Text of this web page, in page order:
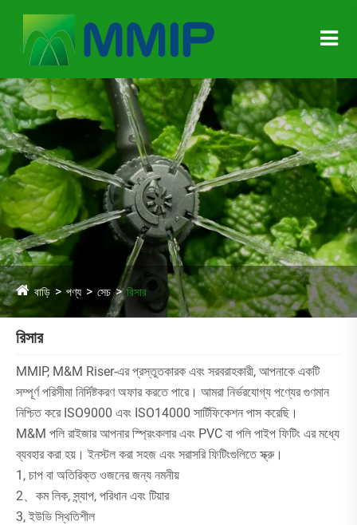
বাড়ি পণ্য সেচ রিসার
রিসার
MMIP, M&M Riser-এর প্রস্তুতকারক এবং সরবরাহকারী, আপনাকে একটি
সম্পূর্ণ পরিসীমা নির্দিষ্টকরণ অফার করতে পারে। আমরা নির্ভরযোগ্য পণ্যের গুণমান
নিশ্চিত করে ISO9000 এবং ISO14000 সার্টিফিকেশন পাস করেছি।
M&M পলি রাইজার আপনার স্প্রিংকলার এবং PVC বা পলি পাইপ ফিটিং এর মধ্যে
ব্যবহার করা হয়। ইনস্টল করা সহজ এবং সরাসরি ফিটিংগুলিতে স্ক্রু।
1, চাপ বা অতিরিক্ত ওজনের জন্য নমনীয়
2、কম লিক, স্ন্যাপ, পরিধান এবং টিয়ার
3, ইউভি স্থিতিশীল